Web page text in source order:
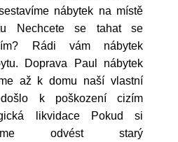
nábytek na místě
Nechcete se tahat se
Rádi vám nábytek
Doprava Paul nábytek
až k domu naší vlastní
k poškození cizím
likvidace Pokud si
odvést starý